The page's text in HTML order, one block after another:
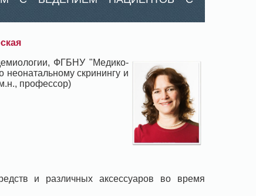
ФГБНУ "Медико-
неонатальному скринингу и
профессор)
и различных аксессуаров во время